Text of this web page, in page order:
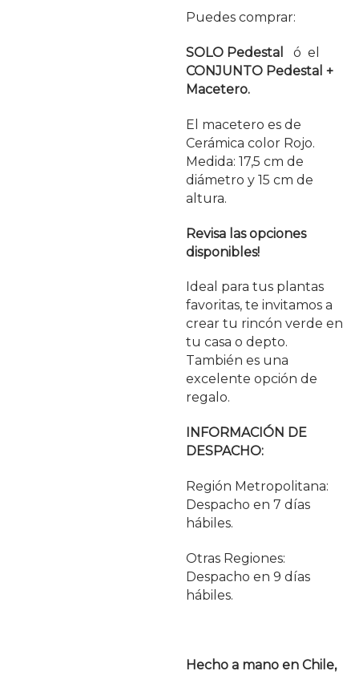
Puedes comprar:
SOLO Pedestaló el
CONJUNTO Pedestal +
Macetero.
El macetero es de
Cerámica color Rojo.
Medida: 17,5 cm de
diámetro y 15 cm de
altura.
Revisa las opciones
disponibles!
Ideal para tus plantas
favoritas, te invitamos a
crear tu rincón verde en
tu casa o depto.
También es una
excelente opción de
regalo.
INFORMACIÓN DE
DESPACHO:
Región Metropolitana:
Despacho en 7 días
hábiles.
Otras Regiones:
Despacho en 9 días
hábiles.
Hecho a mano en Chile,